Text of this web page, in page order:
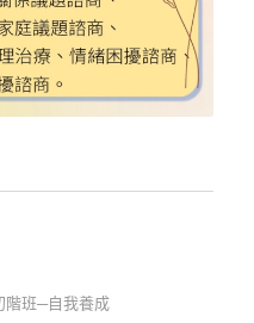
階班─自我養成